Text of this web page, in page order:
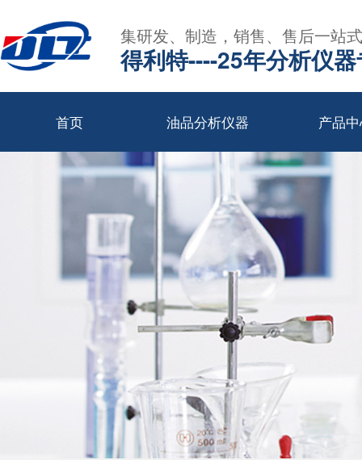
集研发、制造，销售、售后一站
得利特----25年分析仪
首页 油品分析仪器 产品